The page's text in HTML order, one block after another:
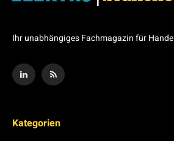
Ihr unabhängiges Fachmagazin für
Kategorien